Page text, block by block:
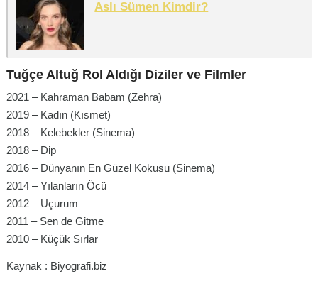
Aslı Sümen Kimdir?
Tuğçe Altuğ Rol Aldığı Diziler ve Filmler
2021 – Kahraman Babam (Zehra)
2019 – Kadın (Kısmet)
2018 – Kelebekler (Sinema)
2018 – Dip
2016 – Dünyanın En Güzel Kokusu (Sinema)
2014 – Yılanların Öcü
2012 – Uçurum
2011 – Sen de Gitme
2010 – Küçük Sırlar
Kaynak : Biyografi.biz